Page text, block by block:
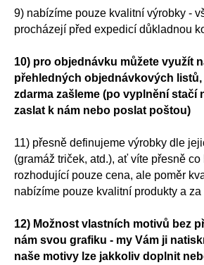
9) nabízíme pouze kvalitní výrobky -
procházejí před expedicí důkladnou
10) pro objednávku můžete využít
přehledných objednávkových listů,
zdarma zašleme (po vyplnění stačí
zaslat k nám nebo poslat poštou)
11) přesně definujeme výrobky dle
(gramáž triček, atd.), ať víte přesně
rozhodující pouze cena, ale poměr
nabízíme pouze kvalitní produkty a za
12) Možnost vlastních motivů bez
nám svou grafiku - my Vám ji
naše motivy lze jakkoliv doplnit